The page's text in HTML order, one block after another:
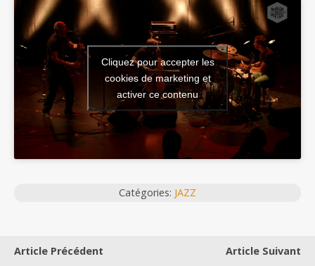
Cliquez pour accepter les
cookies de marketing et
activer ce contenu
Catégories: JAZZ
Article Précédent
Article Suivant